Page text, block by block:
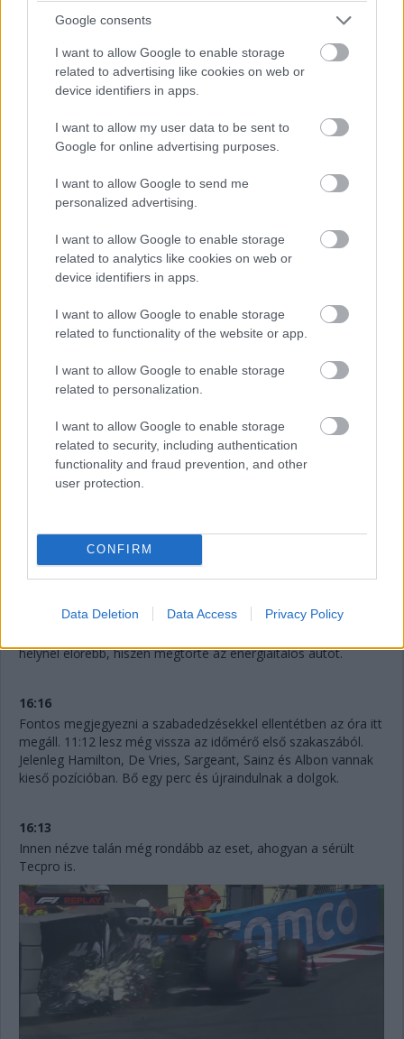
Google consents
I want to allow Google to enable storage
related to advertising like cookies on web or
device identifiers in apps.
I want to allow my user data to be sent to
Google for online advertising purposes.
I want to allow Google to send me
personalized advertising.
I want to allow Google to enable storage
related to analytics like cookies on web or
device identifiers in apps.
I want to allow Google to enable storage
related to functionality of the website or app.
I want to allow Google to enable storage
related to personalization.
I want to allow Google to enable storage
related to security, including authentication
functionality and fraud prevention, and other
user protection.
CONFIRM
Data Deletion Data Access Privacy Policy
Ennyit a Williamsről... Alexander Albon az élre ugrik!
Szomorúan sétál vissza Perez, hamarosan az újságírók
kérdéseire is válaszolni fog. Kollégánk is a helyszínen van, így
időmérőt követően is!
Jön a folytatás! Hamilton és Sainz is vélhetően továbbmegy
16:17
bőven benne van, hogy Perez ideje nem lesz elég a Q2-be
helynél előrébb, hiszen megtörte az energiaitalos autót.
16:16
Fontos megjegyezni a szabadedzésekkel ellentétben az óra itt
megáll. 11:12 lesz még vissza az időmérő első szakaszából.
Jelenleg Hamilton, De Vries, Sargeant, Sainz és Albon vannak
kieső pozícióban. Bő egy perc és újraindulnak a dolgok.
16:13
Innen nézve talán még rondább az eset, ahogyan a sérült
Tecpro is.